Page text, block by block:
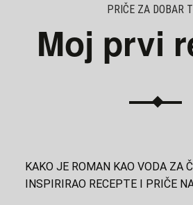
Moj prvi
PRIČE ZA DOBAR
KAKO JE ROMAN KAO VODA ZA
INSPIRIRAO RECEPTE I PRIČE